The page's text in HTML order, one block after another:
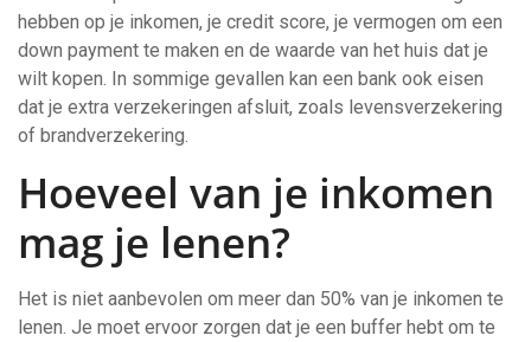
hebben op je inkomen, je credit score, je vermogen om een ​​
down payment te maken en de waarde van het huis dat je
wilt kopen. In sommige gevallen kan een bank ook eisen
dat je extra verzekeringen afsluit, zoals levensverzekering
of brandverzekering.
Hoeveel van je inkomen
mag je lenen?
Het is niet aanbevolen om meer dan 50% van je inkomen te
lenen. Je moet ervoor zorgen dat je een buffer hebt om te